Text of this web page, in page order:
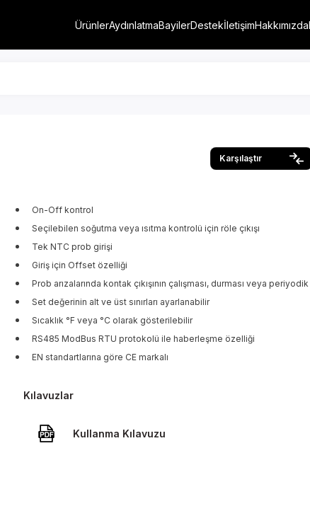
ÜrünlerAydınlatmaBayilerDestekİletişimHakkımızda
Karşılaştır
On-Off kontrol
Seçilebilen soğutma veya ısıtma kontrolü için röle çıkışı
Tek NTC prob girişi
Giriş için Offset özelliği
Prob arızalarında kontak çıkışının çalışması, durması veya
Set değerinin alt ve üst sınırları ayarlanabilir
Sıcaklık °F veya °C olarak gösterilebilir
RS485 ModBus RTU protokolü ile haberleşme özelliği
EN standartlarına göre CE markalı
Kılavuzlar
Kullanma Kılavuzu